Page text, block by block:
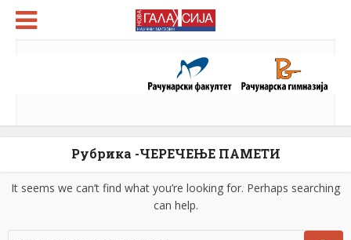
Рубрика -ЧЕРЕЧЕЊЕ ПАМЕТИ
It seems we can’t find what you’re looking for. Perhaps searching
can help.